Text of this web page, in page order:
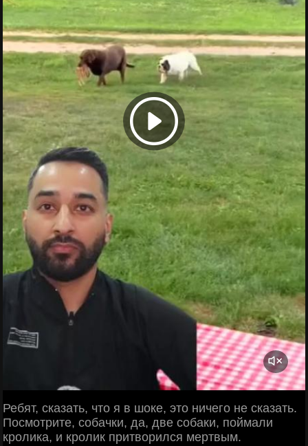
Ребят, сказать, что я в шоке, это ничего не сказать.
Посмотрите, собачки, да, две собаки, поймали
кролика, и кролик притворился мертвым.